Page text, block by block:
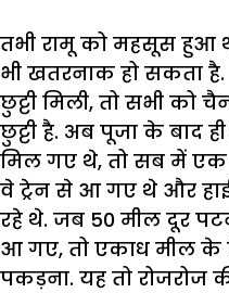
तभी रामू को महसूस हुआ
भी खतरनाक हो सकता है.
छुट्टी मिली, तो सभी को
छुट्टी है. अब पूजा के बाद ही
मिल गए थे, तो सब में एक
वे ट्रेन से आ गए थे और
रहे थे. जब 50 मील दूर
आ गए, तो एकाध मील के
पकड़ना. यह तो रोजरोज